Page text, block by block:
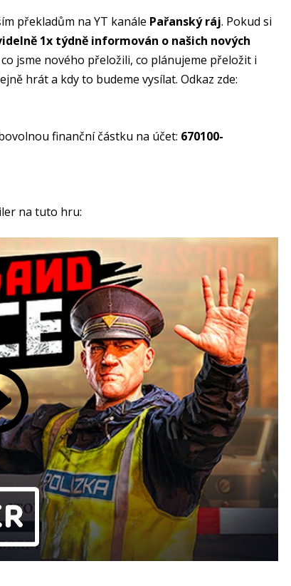
překladům na YT kanále Pařanský ráj. Pokud si
1x týdně informován o našich nových
co jsme nového přeložili, co plánujeme přeložit i
hrát a kdy to budeme vysílat. Odkaz zde:
finanční částku na účet: 670100-
na tuto hru: